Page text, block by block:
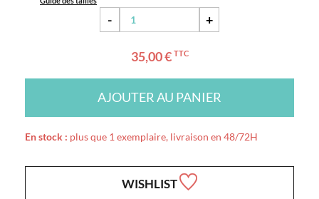
- +
35,00 € TTC
AJOUTER AU PANIER
En stock : plus que 1 exemplaire, livraison en 48/72H
WISHLIST